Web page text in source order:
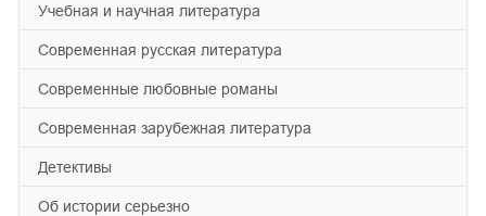
учебная и научная литература
современная русская литература
современные любовные романы
современная зарубежная литература
детективы
об истории серьезно